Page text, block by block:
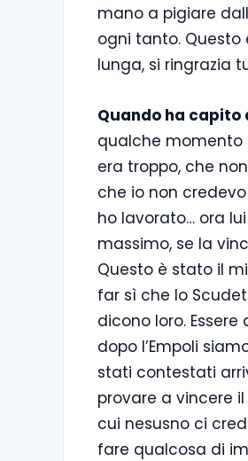
mano a pigiare
ogni tanto.
lunga, si ringrazia
Quando ha capito
qualche momento
era troppo, che
che io non
ho lavorato… ora
massimo, se la
Questo è stato il
far sì che lo
dicono loro.
dopo l’Empoli
stati contestati
provare a vincere
cui nesusno ci
fare qualcosa di